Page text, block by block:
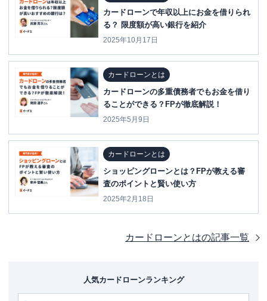
カードローンで年収以上にお金を借りられ
る？ 限度額が高い銀行を紹介
2025年10月17日
カードローンとは
カードローンの多重債務者でもお金を借り
ることができる？FPが徹底解説！
2025年5月9日
カードローンとは
ショッピングローンとは？FPが教える審
査のポイントと賢い使い方
2025年2月18日
カードローンとはの記事一覧
人気カードローンランキング